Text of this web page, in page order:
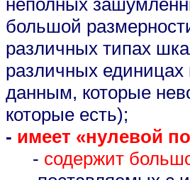
неполных
большой
различных типах
различных единицах
данным, которые
которые есть);
- имеет «нулевой
- содержит